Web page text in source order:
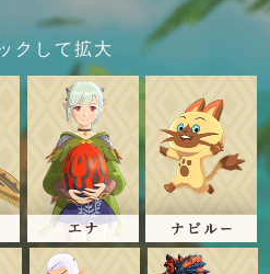
クして拡大